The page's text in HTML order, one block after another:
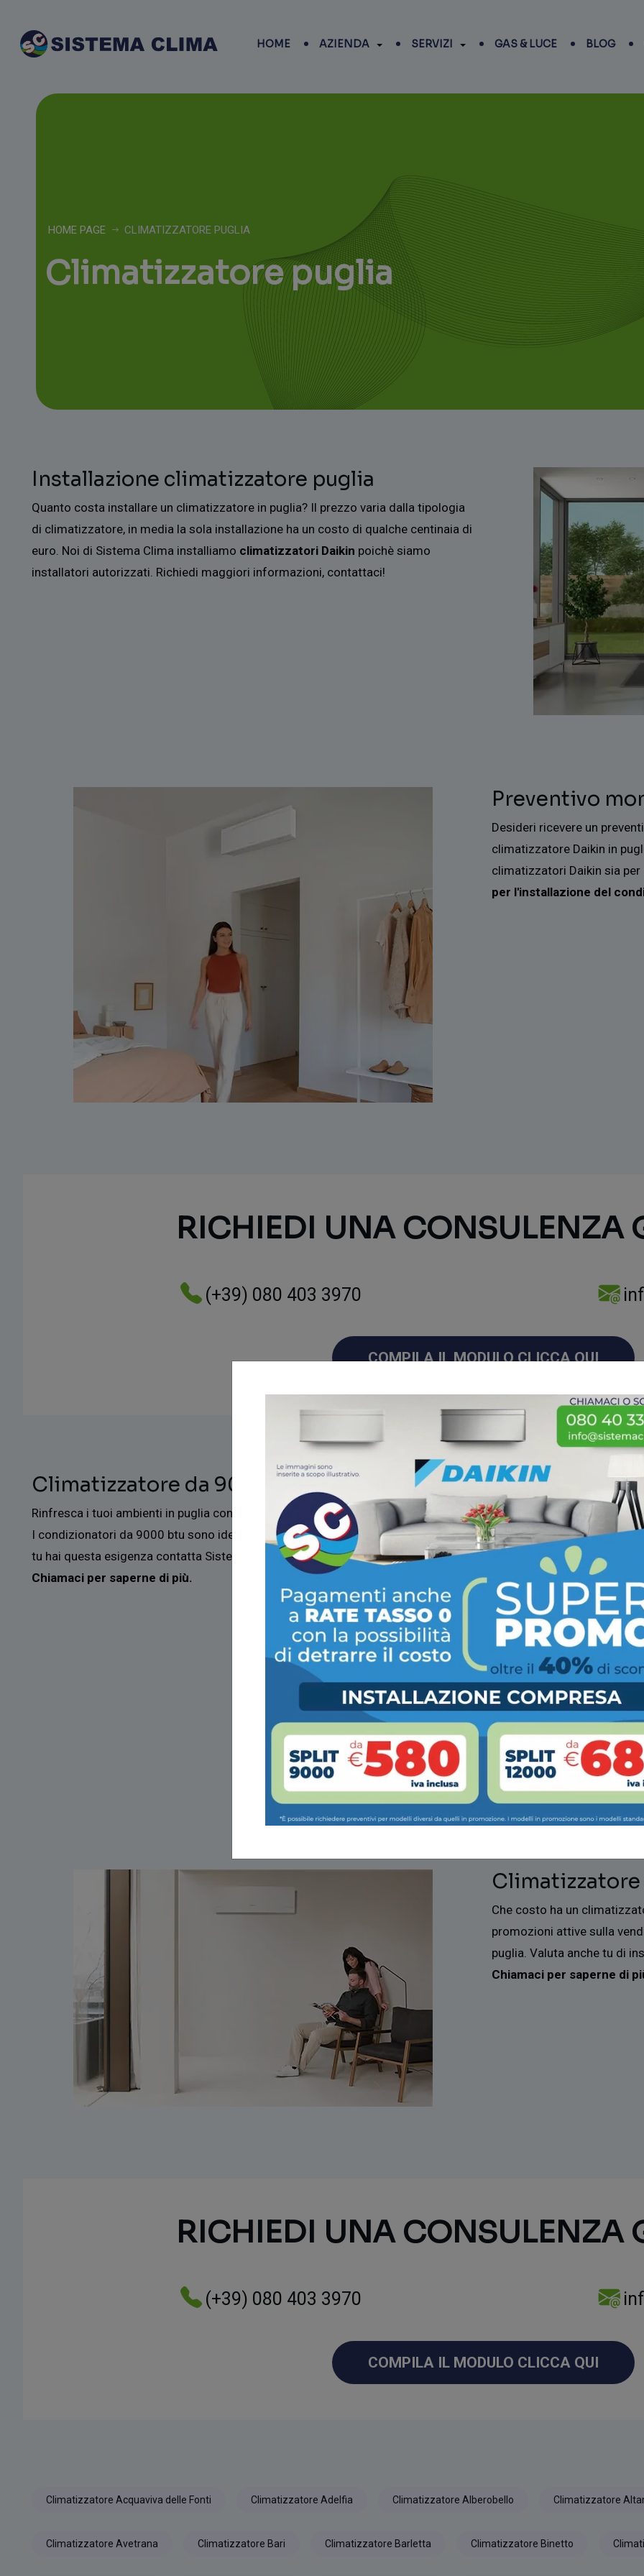
HOME AZIENDA SERVIZI GAS & LUCE BLOG
HOME PAGE CLIMATIZZATORE PUGLIA
Climatizzatore puglia
Installazione climatizzatore puglia
Quanto costa installare un climatizzatore in puglia? Il prezzo varia dalla tipologia
di climatizzatore, in media la sola installazione ha un costo di qualche centinaia di
euro. Noi di Sistema Clima installiamo climatizzatori Daikin poichè siamo
installatori autorizzati. Richiedi maggiori informazioni, contattaci!
Preventivo
Desideri ricevere un
climatizzatore Daikin in
climatizzatori Daikin sia
per l'installazione del
RICHIEDI UNA CONSULENZA
(+39) 080 403 3970
COMPILA IL MODULO CLICCA QUI
Climatizzatore da 9000 puglia
Rinfresca i tuoi ambienti in puglia con la potenza di un climatizzatore da 9000 btu.
I condizionatori da 9000 btu sono ideali per ambienti non troppo grandi. Se anche
tu hai questa esigenza contatta Sistema Clima, un'azienda certificata Daikin.
Chiamaci per saperne di più.
Che costo ha un
promozioni attive sulla
puglia. Valuta anche tu di
Chiamaci per saperne di
RICHIEDI UNA CONSULENZA
(+39) 080 403 3970
COMPILA IL MODULO CLICCA QUI
Climatizzatore Acquaviva delle Fonti Climatizzatore Adelfia Climatizzatore Alberobello Climatizzatore
Climatizzatore Avetrana Climatizzatore Bari Climatizzatore Barletta Climatizzatore Binetto